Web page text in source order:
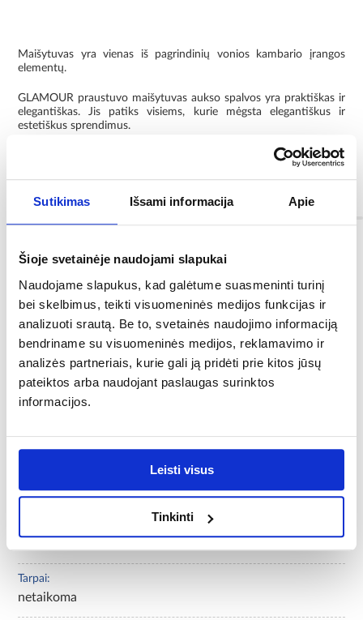
Sutikimas Išsami informacija Apie
Šioje svetainėje naudojami slapukai
Naudojame slapukus, kad galėtume suasmeninti turinį
bei skelbimus, teikti visuomeninės medijos funkcijas ir
analizuoti srautą. Be to, svetainės naudojimo informaciją
bendriname su visuomeninės medijos, reklamavimo ir
analizės partneriais, kurie gali ją pridėti prie kitos jūsų
pateiktos arba naudojant paslaugas surinktos
informacijos.
Leisti visus
Tinkinti
Maišytuvas yra vienas iš pagrindinių vonios kambario įrangos
elementų.
GLAMOUR praustuvo maišytuvas aukso spalvos yra praktiškas ir
elegantiškas. Jis patiks visiems, kurie mėgsta elegantiškus ir
estetiškus sprendimus.
Vienos svirties maišytuvas. Jis turi patvarų keraminį maišytuvą,
Informacija
Spalva:
Prekės ženklas :
INVENA
Konstrukcijos medžiaga:
Žalvaris
netaikoma
keramikos
Tarpai:
netaikoma